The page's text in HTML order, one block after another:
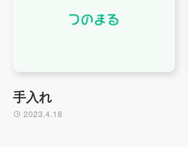
手入れ
2023.4.18